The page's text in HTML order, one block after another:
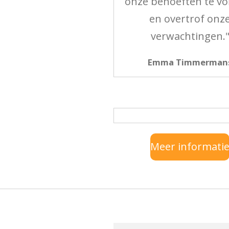
en overtrof
verwachtingen."
Emma
Meer informatie